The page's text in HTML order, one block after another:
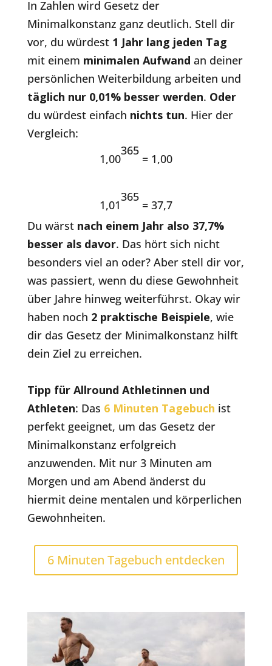
In Zahlen wird Gesetz der
Minimalkonstanz ganz deutlich. Stell dir
vor, du würdest 1 Jahr lang jeden Tag
mit einem minimalen Aufwand an deiner
persönlichen Weiterbildung arbeiten und
täglich nur 0,01% besser werden. Oder
du würdest einfach nichts tun. Hier der
Vergleich:
1,00
365
= 1,00
1,01
365
= 37,7
Du wärst nach einem Jahr also 37,7%
besser als davor. Das hört sich nicht
besonders viel an oder? Aber stell dir vor,
was passiert, wenn du diese Gewohnheit
über Jahre hinweg weiterführst. Okay wir
haben noch 2 praktische Beispiele, wie
dir das Gesetz der Minimalkonstanz hilft
dein Ziel zu erreichen.
Tipp für Allround Athletinnen und
Athleten: Das 6 Minuten Tagebuch ist
perfekt geeignet, um das Gesetz der
Minimalkonstanz erfolgreich
anzuwenden. Mit nur 3 Minuten am
Morgen und am Abend änderst du
hiermit deine mentalen und körperlichen
Gewohnheiten.
6 Minuten Tagebuch entdecken